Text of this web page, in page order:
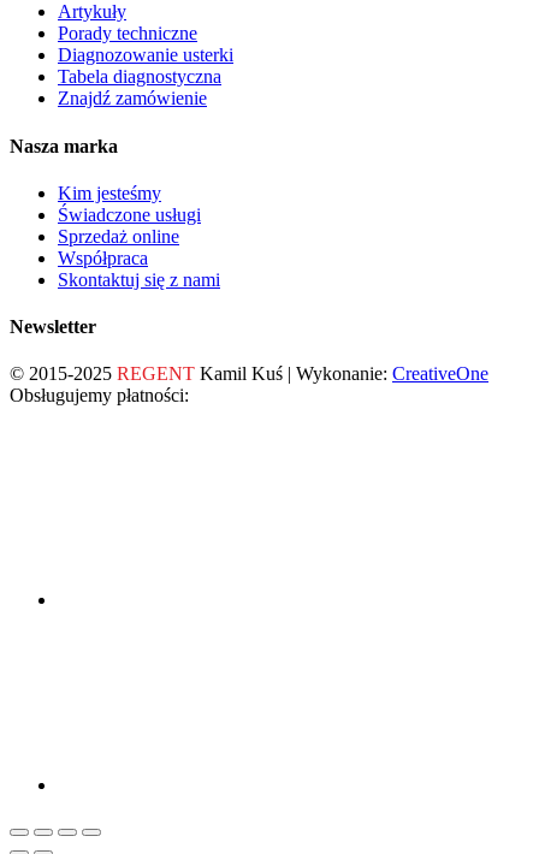
Artykuły
Porady techniczne
Diagnozowanie usterki
Tabela diagnostyczna
Znajdź zamówienie
Nasza marka
Kim jesteśmy
Świadczone usługi
Sprzedaż online
Współpraca
Skontaktuj się z nami
Newsletter
© 2015-2025 REGENT Kamil Kuś | Wykonanie: CreativeOne
Obsługujemy płatności: